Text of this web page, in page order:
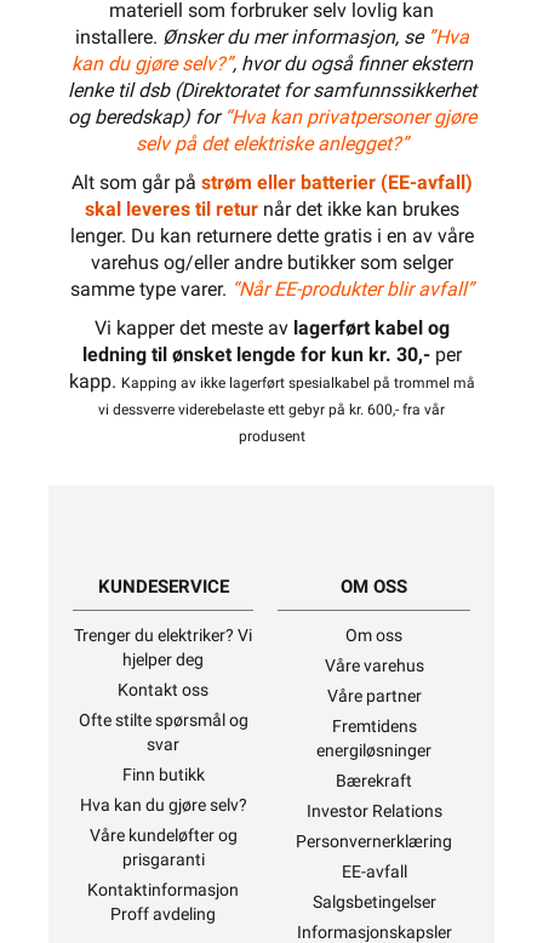
materiell som forbruker selv lovlig kan
installere. Ønsker du mer informasjon, se ”Hva
kan du gjøre selv?”, hvor du også finner ekstern
lenke til dsb (Direktoratet for samfunnssikkerhet
og beredskap) for “Hva kan privatpersoner gjøre
selv på det elektriske anlegget?”
Alt som går på strøm eller batterier (EE-avfall)
skal leveres til returnår det ikke kan brukes
lenger. Du kan returnere dette gratis i en av våre
varehus og/eller andre butikker som selger
samme type varer. “Når EE-produkter blir avfall”
Vi kapper det meste av lagerført kabel og
ledning til ønsket lengde for kun kr. 30,-per
kapp. Kapping av ikke lagerført spesialkabel på trommel må
vi dessverre viderebelaste ett gebyr på kr. 600,- fra vår
produsent
KUNDESERVICE
Trenger du elektriker? Vi
hjelper deg
Kontakt oss
Ofte stilte spørsmål og
svar
Finn butikk
Hva kan du gjøre selv?
Våre kundeløfter og
prisgaranti
Kontaktinformasjon
Proff avdeling
OM OSS
Om oss
Våre varehus
Våre partner
Fremtidens
energiløsninger
Bærekraft
Investor Relations
Personvernerklæring
EE-avfall
Salgsbetingelser
Informasjonskapsler